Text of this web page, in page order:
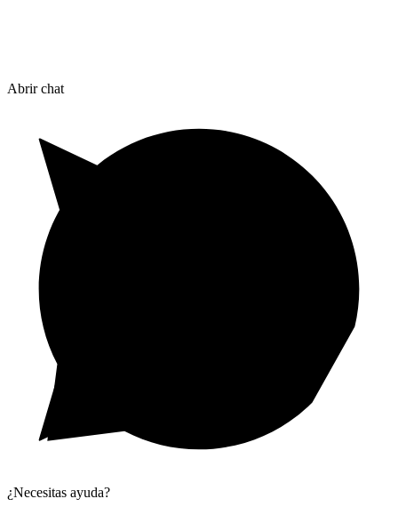
Abrir chat
¿Necesitas ayuda?